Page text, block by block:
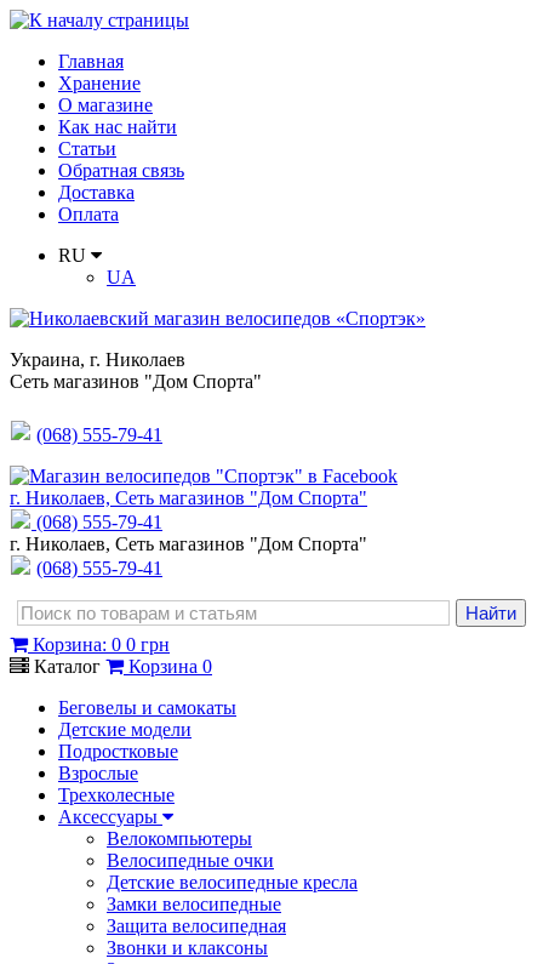
Главная
Хранение
О магазине
Как нас найти
Статьи
Обратная связь
Доставка
Оплата
RU
UA
Украина, г. Николаев
Сеть магазинов "Дом Спорта"
(068) 555-79-41
г. Николаев, Сеть магазинов "Дом Спорта"
(068) 555-79-41
г. Николаев, Сеть магазинов "Дом Спорта"
(068) 555-79-41
Корзина: 0 0 грн
Каталог
Корзина 0
Беговелы и самокаты
Детские модели
Подростковые
Взрослые
Трехколесные
Аксессуары
Велокомпьютеры
Велосипедные очки
Детские велосипедные кресла
Замки велосипедные
Защита велосипедная
Звонки и клаксоны